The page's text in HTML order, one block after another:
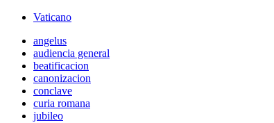
Vaticano
angelus
audiencia general
beatificacion
canonizacion
conclave
curia romana
jubileo